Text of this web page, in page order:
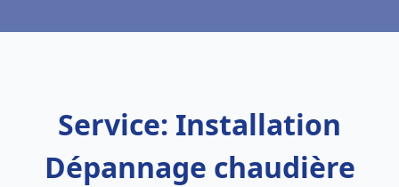
Service: Installation
Dépannage chaudière